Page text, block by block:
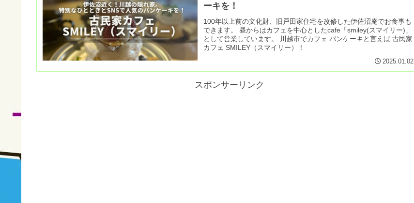
ーキを！
100年以上前の文化財、旧戸田家住宅を改修した伊佐沼庵でお食事も
できます。 昼からはカフェを中心としたcafe「smiley(スマイリー)」
として営業しています。 川越市でカフェ パンケーキと言えば 古民家
カフェ SMILEY（スマイリー）！
2025.01.02
スポンサーリンク